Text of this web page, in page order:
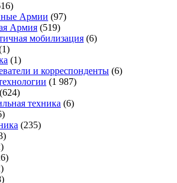
Армии (97)
Армия (519)
мобилизация (6)
(1)
и корреспонденты (6)
(1 987)
(624)
техника (6)
(235)